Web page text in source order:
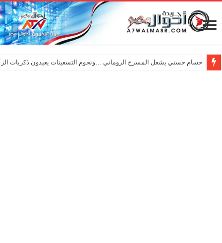
حسام حسني يشعل المسرح الروماني …ونجوم التسعينات يعيدون ذكريات